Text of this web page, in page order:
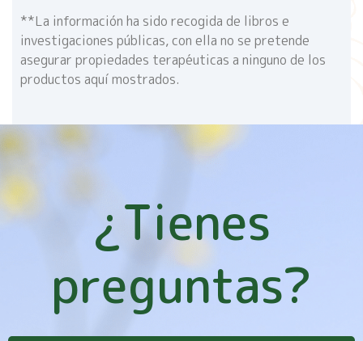
**La información ha sido recogida de libros e
investigaciones públicas, con ella no se pretende
asegurar propiedades terapéuticas a ninguno de los
productos aquí mostrados.
¿Tienes
preguntas?